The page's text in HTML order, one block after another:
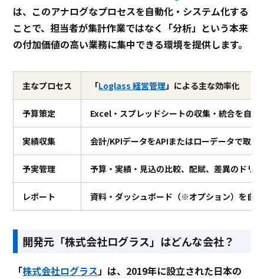
は、このアナログなプロセスを自動化・システム化する
ことで、担当者が集計作業ではなく「分析」という本来
の付加価値の高い業務に集中できる環境を提供します。
主なプロセス 「Loglass 経営管理 」による主な効率化
予算策定 Excel・スプレッドシートの収集・統合を自動
実績収集 会計/KPIデータをAPIまたはローデータで取り
予実管理 予算・実績・見込の比較、配賦、差異のドリ
レポート 資料・ダッシュボード（※オプション）を自
開発元「株式会社ログラス」はどんな会社？
「株式会社ログラス」は、2019年に設立された日本の